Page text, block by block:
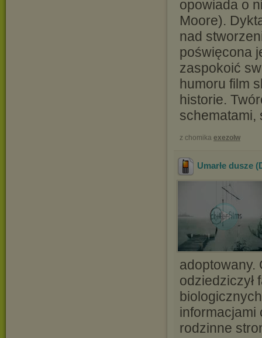
opowiada o
Moore).
nad
poświęcona
zaspokoić
humoru film
historie.
schematami,
z chomika exezolw
Umarłe dusze
adoptowany.
odziedziczył
informacjami
rodzinne